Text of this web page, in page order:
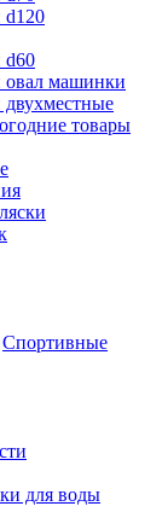
d60
машинки
товары
Спортивные
для воды